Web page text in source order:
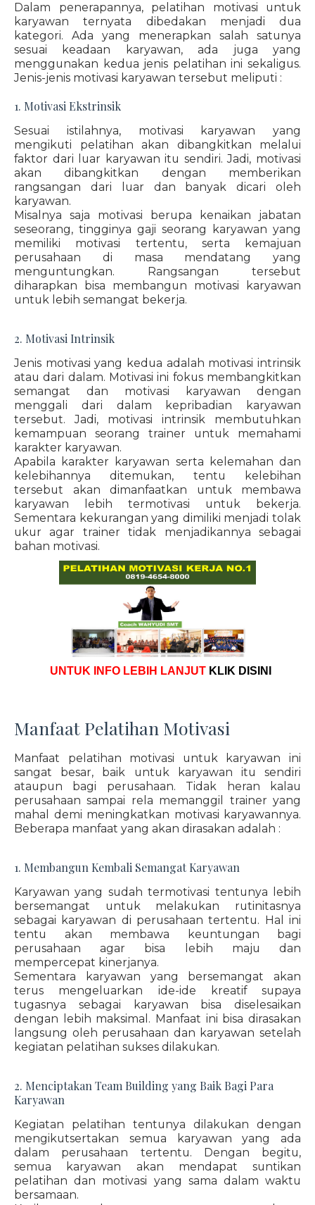
Dalam penerapannya, pelatihan motivasi untuk
karyawan ternyata dibedakan menjadi dua
kategori. Ada yang menerapkan salah satunya
sesuai keadaan karyawan, ada juga yang
menggunakan kedua jenis pelatihan ini sekaligus.
Jenis-jenis motivasi karyawan tersebut meliputi :
1. Motivasi Ekstrinsik
Sesuai istilahnya, motivasi karyawan yang
mengikuti pelatihan akan dibangkitkan melalui
faktor dari luar karyawan itu sendiri. Jadi, motivasi
akan dibangkitkan dengan memberikan
rangsangan dari luar dan banyak dicari oleh
karyawan.
Misalnya saja motivasi berupa kenaikan jabatan
seseorang, tingginya gaji seorang karyawan yang
memiliki motivasi tertentu, serta kemajuan
perusahaan di masa mendatang yang
menguntungkan. Rangsangan tersebut
diharapkan bisa membangun motivasi karyawan
untuk lebih semangat bekerja.
2. Motivasi Intrinsik
Jenis motivasi yang kedua adalah motivasi intrinsik
atau dari dalam. Motivasi ini fokus membangkitkan
semangat dan motivasi karyawan dengan
menggali dari dalam kepribadian karyawan
tersebut. Jadi, motivasi intrinsik membutuhkan
kemampuan seorang trainer untuk memahami
karakter karyawan.
Apabila karakter karyawan serta kelemahan dan
kelebihannya ditemukan, tentu kelebihan
tersebut akan dimanfaatkan untuk membawa
karyawan lebih termotivasi untuk bekerja.
Sementara kekurangan yang dimiliki menjadi tolak
ukur agar trainer tidak menjadikannya sebagai
bahan motivasi.
UNTUK INFO LEBIH LANJUT KLIK DISINI
Manfaat Pelatihan Motivasi
Manfaat pelatihan motivasi untuk karyawan ini
sangat besar, baik untuk karyawan itu sendiri
ataupun bagi perusahaan. Tidak heran kalau
perusahaan sampai rela memanggil trainer yang
mahal demi meningkatkan motivasi karyawannya.
Beberapa manfaat yang akan dirasakan adalah :
1. Membangun Kembali Semangat Karyawan
Karyawan yang sudah termotivasi tentunya lebih
bersemangat untuk melakukan rutinitasnya
sebagai karyawan di perusahaan tertentu. Hal ini
tentu akan membawa keuntungan bagi
perusahaan agar bisa lebih maju dan
mempercepat kinerjanya.
Sementara karyawan yang bersemangat akan
terus mengeluarkan ide-ide kreatif supaya
tugasnya sebagai karyawan bisa diselesaikan
dengan lebih maksimal. Manfaat ini bisa dirasakan
langsung oleh perusahaan dan karyawan setelah
kegiatan pelatihan sukses dilakukan.
2. Menciptakan Team Building yang Baik Bagi Para
Karyawan
Kegiatan pelatihan tentunya dilakukan dengan
mengikutsertakan semua karyawan yang ada
dalam perusahaan tertentu. Dengan begitu,
semua karyawan akan mendapat suntikan
pelatihan dan motivasi yang sama dalam waktu
bersamaan.